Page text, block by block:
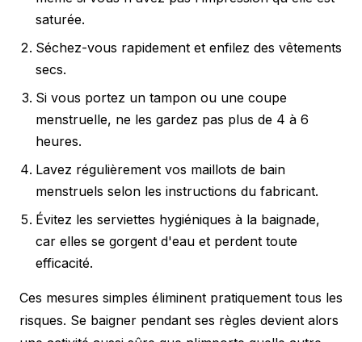
saturée.
Séchez-vous rapidement et enfilez des vêtements
secs.
Si vous portez un tampon ou une coupe
menstruelle, ne les gardez pas plus de 4 à 6
heures.
Lavez régulièrement vos maillots de bain
menstruels selon les instructions du fabricant.
Évitez les serviettes hygiéniques à la baignade,
car elles se gorgent d'eau et perdent toute
efficacité.
Ces mesures simples éliminent pratiquement tous les
risques. Se baigner pendant ses règles devient alors